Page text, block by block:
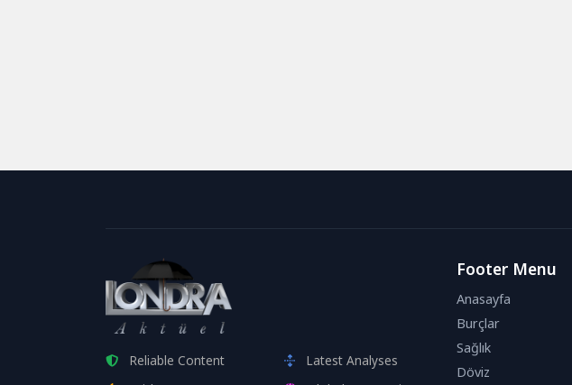
Reliable Content
Latest Analyses
Footer Menu
Anasayfa
Burçlar
Sağlık
Döviz